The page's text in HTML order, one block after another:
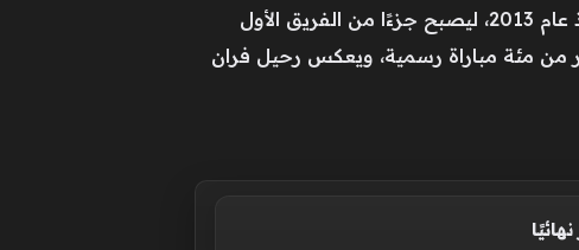
بنود التعاقد، ويغلق هذا الانتقال صفحة مهمة في مسيرة اللاعب الذي تدرج في أكاديمية النادي منذ عام 2013، ليصبح جزءًا من الفريق الأول
مئة مباراة رسمية، ويعكس رحيل فران